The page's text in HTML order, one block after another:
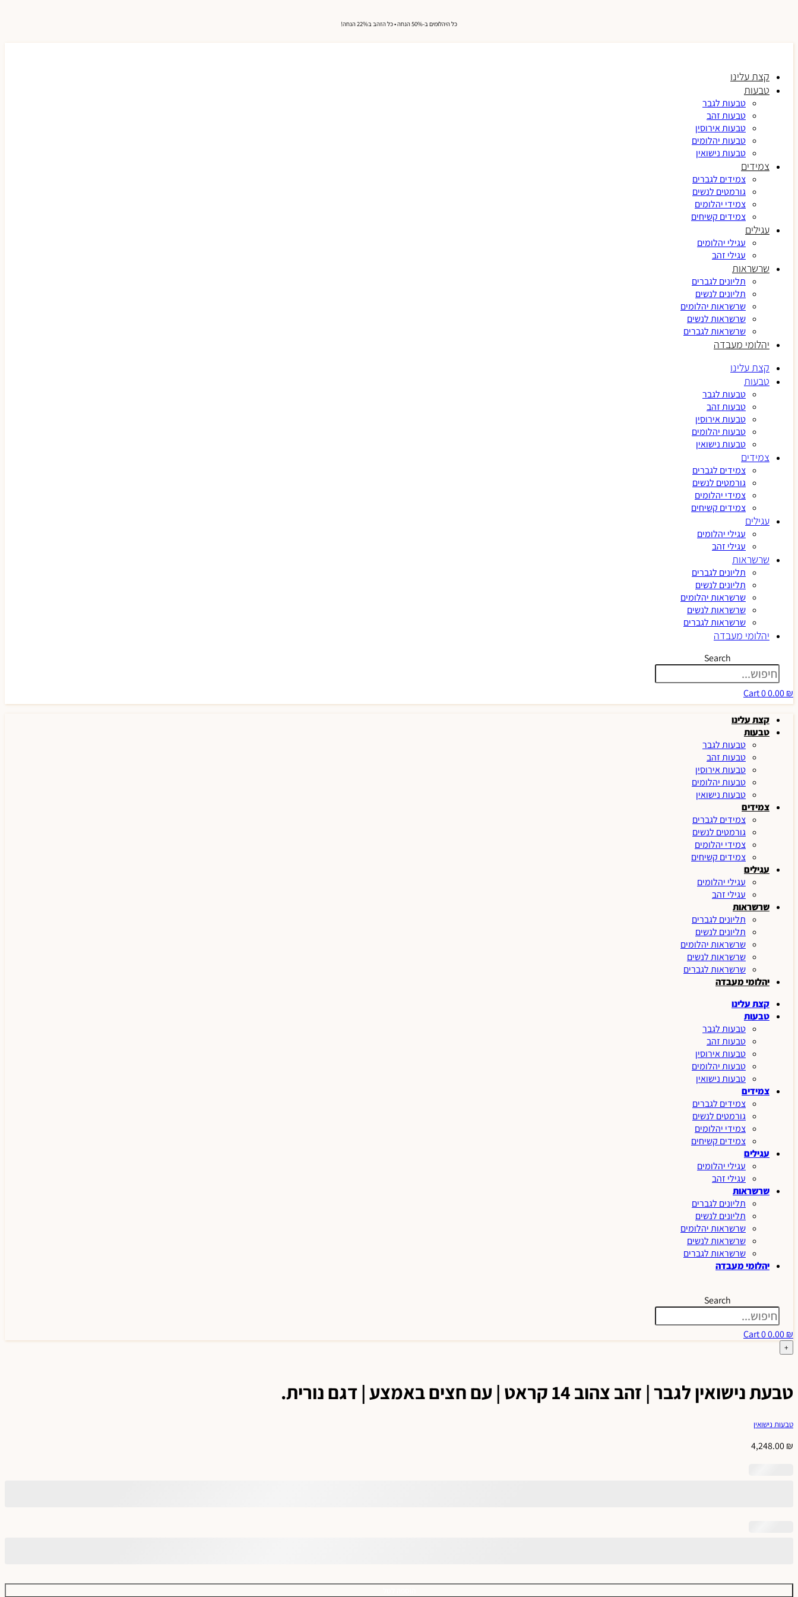
כל היהלומים ב-50% הנחה • כל הזהב ב22% הנחה!
קצת עלינו
טבעות
טבעות לגבר
טבעות זהב
טבעות אירוסין
טבעות יהלומים
טבעות נישואין
צמידים
צמידים לגברים
גורמטים לנשים
צמידי יהלומים
צמידים קשיחים
עגילים
עגילי יהלומים
עגילי זהב
שרשראות
תליונים לגברים
תליונים לנשים
שרשראות יהלומים
שרשראות לנשים
שרשראות לגברים
יהלומי מעבדה
קצת עלינו
טבעות
טבעות לגבר
טבעות זהב
טבעות אירוסין
טבעות יהלומים
טבעות נישואין
צמידים
צמידים לגברים
גורמטים לנשים
צמידי יהלומים
צמידים קשיחים
עגילים
עגילי יהלומים
עגילי זהב
שרשראות
תליונים לגברים
תליונים לנשים
שרשראות יהלומים
שרשראות לנשים
שרשראות לגברים
יהלומי מעבדה
Search
0.00₪
0
Cart
קצת עלינו
טבעות
טבעות לגבר
טבעות זהב
טבעות אירוסין
טבעות יהלומים
טבעות נישואין
צמידים
צמידים לגברים
גורמטים לנשים
צמידי יהלומים
צמידים קשיחים
עגילים
עגילי יהלומים
עגילי זהב
שרשראות
תליונים לגברים
תליונים לנשים
שרשראות יהלומים
שרשראות לנשים
שרשראות לגברים
יהלומי מעבדה
קצת עלינו
טבעות
טבעות לגבר
טבעות זהב
טבעות אירוסין
טבעות יהלומים
טבעות נישואין
צמידים
צמידים לגברים
גורמטים לנשים
צמידי יהלומים
צמידים קשיחים
עגילים
עגילי יהלומים
עגילי זהב
שרשראות
תליונים לגברים
תליונים לנשים
שרשראות יהלומים
שרשראות לנשים
שרשראות לגברים
יהלומי מעבדה
Search
0.00₪
0
Cart
+
טבעת נישואין לגבר | זהב צהוב 14 קראט | עם חצים באמצע | דגם נורית.
טבעות נישואין
4,248.00₪